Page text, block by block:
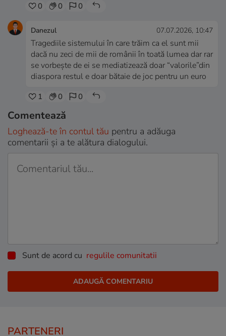
0 0 0
Danezul 07.07.2026, 10:47
Tragediile sistemului în care trăim ca el sunt mii
dacă nu zeci de mii de românii în toată lumea dar rar
se vorbește de ei se mediatizează doar “valorile”din
diaspora restul e doar bătaie de joc pentru un euro
1 0 0
Comentează
Loghează-te în contul tău pentru a adăuga
comentarii și a te alătura dialogului.
Sunt de acord cu regulile comunitatii
PARTENERI